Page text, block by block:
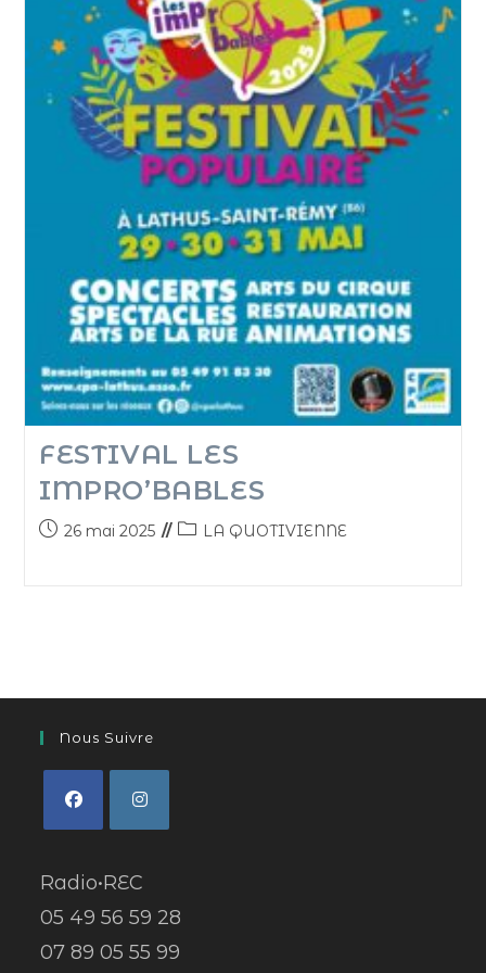
FESTIVAL LES
IMPRO’BABLES
26 mai 2025 LA QUOTIVIENNE
Nous Suivre
Radio•REC
05 49 56 59 28
07 89 05 55 99